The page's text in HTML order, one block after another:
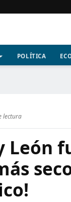
POLÍTICA
lectura